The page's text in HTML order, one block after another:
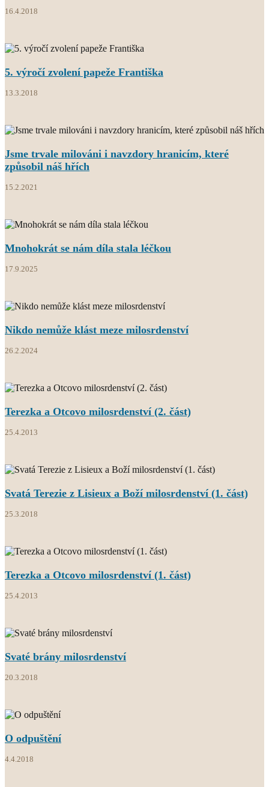
16.4.2018
5. výročí zvolení papeže Františka
13.3.2018
Jsme trvale milováni i navzdory hranicím, které
způsobil náš hřích
15.2.2021
Mnohokrát se nám díla stala léčkou
17.9.2025
Nikdo nemůže klást meze milosrdenství
26.2.2024
Terezka a Otcovo milosrdenství (2. část)
25.4.2013
Svatá Terezie z Lisieux a Boží milosrdenství (1. část)
25.3.2018
Terezka a Otcovo milosrdenství (1. část)
25.4.2013
Svaté brány milosrdenství
20.3.2018
O odpuštění
4.4.2018